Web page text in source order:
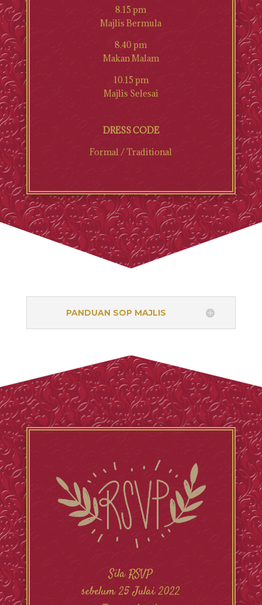
8.15 pm
Majlis Bermula
8.40 pm
Makan Malam
10.15 pm
Majlis Selesai
DRESS CODE
Formal / Traditional
PANDUAN SOP MAJLIS
Sila RSVP
sebelum 25 Julai 2022